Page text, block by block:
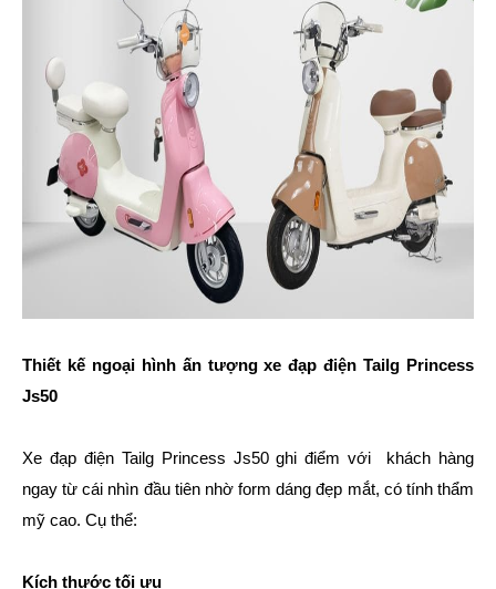
Thiết kế ngoại hình ấn tượng xe đạp điện Tailg Princess
Js50
Xe đạp điện Tailg Princess Js50 ghi điểm với khách hàng
ngay từ cái nhìn đầu tiên nhờ form dáng đẹp mắt, có tính thẩm
mỹ cao. Cụ thể:
Kích thước tối ưu